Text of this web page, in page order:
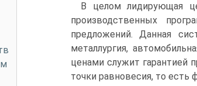
В целом лидирующая
производственных
предложений. Данная
металлургия,
ценами служит гарантией
точки равновесия, то